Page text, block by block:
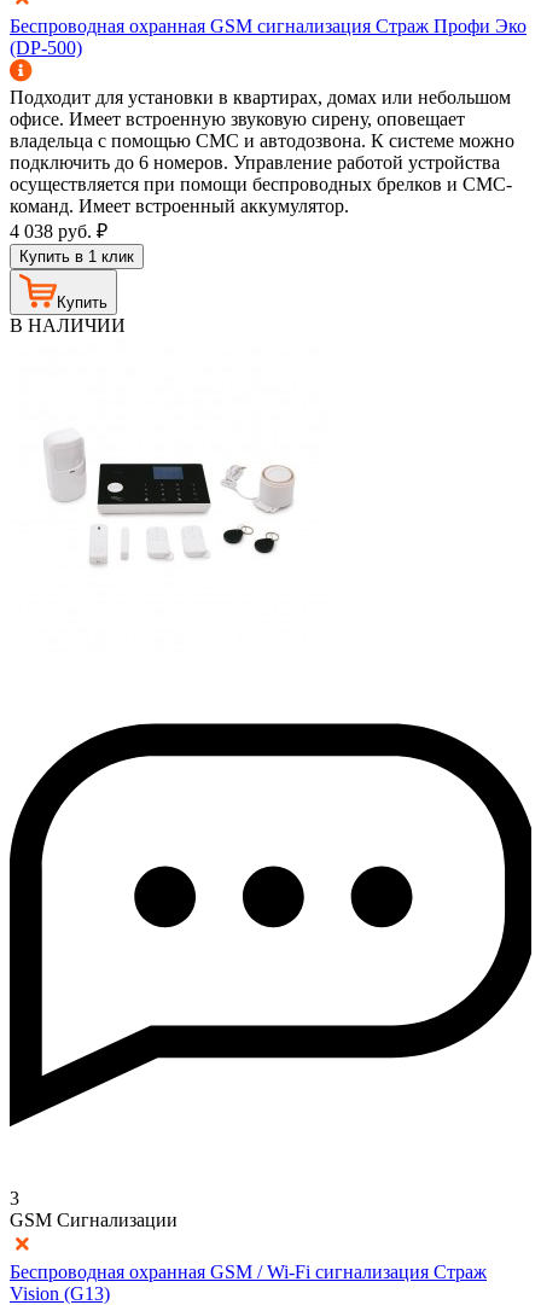
Беспроводная охранная GSM сигнализация Страж Профи Эко
(DP-500)
Подходит для установки в квартирах, домах или небольшом
офисе. Имеет встроенную звуковую сирену, оповещает
владельца с помощью СМС и автодозвона. К системе можно
подключить до 6 номеров. Управление работой устройства
осуществляется при помощи беспроводных брелков и СМС-
команд. Имеет встроенный аккумулятор.
4 038 руб. ₽
Купить в 1 клик
Купить
В НАЛИЧИИ
3
GSM Сигнализации
Беспроводная охранная GSM / Wi-Fi сигнализация Страж
Vision (G13)